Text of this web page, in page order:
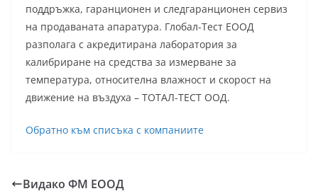
поддръжка, гаранционен и следгаранционен сервиз
на продаваната апаратура. Глобал-Тест ЕООД
разполага с акредитирана лаборатория за
калибриране на средства за измерване за
температура, относителна влажност и скорост на
движение на въздуха – ТОТАЛ-ТЕСТ ООД.
Обратно към списъка с компаниите
Видако ФМ ЕООД